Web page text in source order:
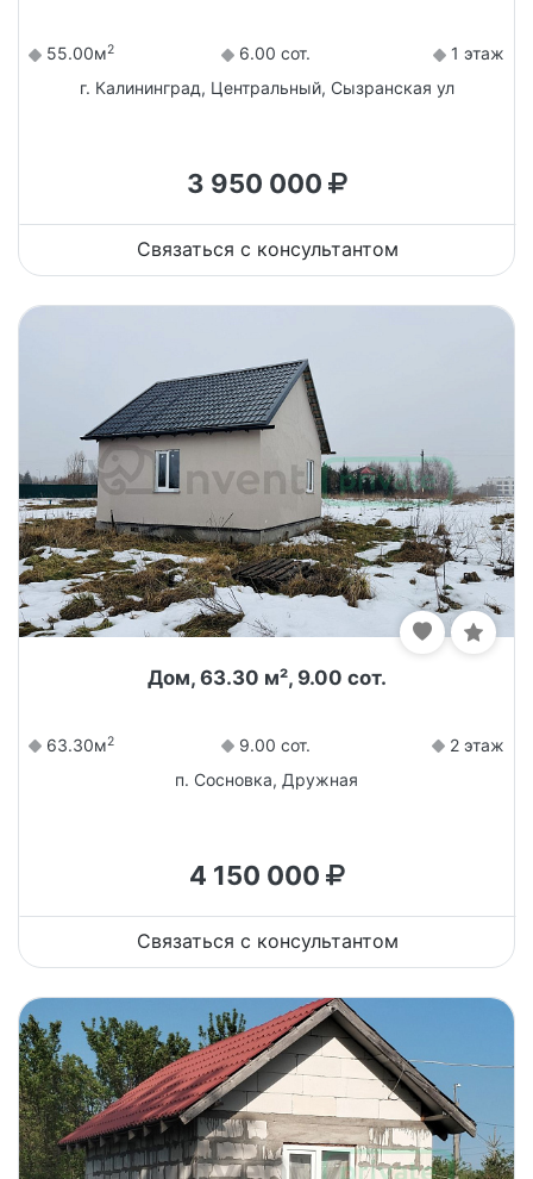
55.00м2 6.00 сот.
1 этаж
г. Калининград, Центральный, Сызранская ул
3 950 000
Связаться с консультантом
Дом, 63.30 м², 9.00 сот.
63.30м2 9.00 сот.
2 этаж
п. Сосновка, Дружная
4 150 000
Связаться с консультантом